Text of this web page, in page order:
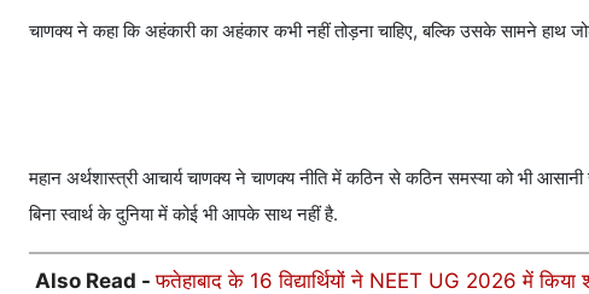
चाणक्य ने कहा कि अहंकारी का अहंकार कभी नहीं तोड़ना चाहिए, बल्कि उसके सामने
महान अर्थशास्त्री आचार्य चाणक्य ने चाणक्य नीति में कठिन से कठिन समस्या को भी
बिना स्वार्थ के दुनिया में कोई भी आपके साथ नहीं है.
Also Read -फतेहाबाद के 16 विद्यार्थियों ने NEET UG 2026 में किया